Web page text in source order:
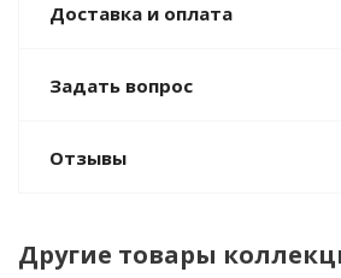
Доставка и оплата
Задать вопрос
Отзывы
Другие товары